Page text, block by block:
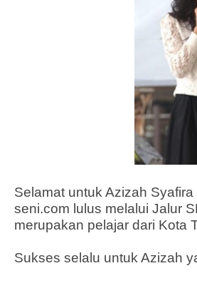
Selamat untuk Azizah
seni.com lulus melalui Jalur
merupakan pelajar dari Kota
Sukses selalu untuk Azizah